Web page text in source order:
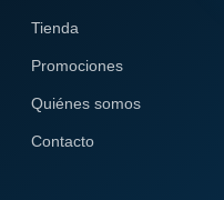
Tienda
Promociones
Quiénes somos
Contacto